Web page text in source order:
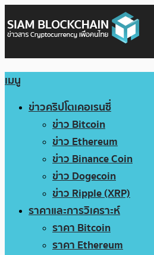
เมนู
ข่าวคริปโตเคอเรนซี่
ข่าว Bitcoin
ข่าว Ethereum
ข่าว Binance Coin
ข่าว Dogecoin
ข่าว Ripple (XRP)
ราคาและการวิเคราะห์
ราคา Bitcoin
ราคา Ethereum